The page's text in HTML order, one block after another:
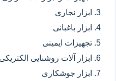
ابزار نجاری
ابزار باغبانی
تجهیزات ایمینی
ابزار آلات روشنایی
ابزار جوشکاری